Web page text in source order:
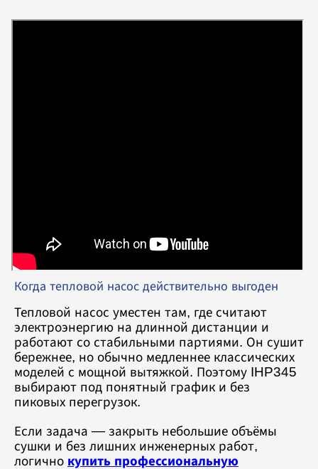
Когда тепловой насос действительно выгоден
Тепловой насос уместен там, где считают
электроэнергию на длинной дистанции и
работают со стабильными партиями. Он сушит
бережнее, но обычно медленнее классических
моделей с мощной вытяжкой. Поэтому IHP345
выбирают под понятный график и без
пиковых перегрузок.
Если задача — закрыть небольшие объёмы
сушки и без лишних инженерных работ,
логично купить профессиональную